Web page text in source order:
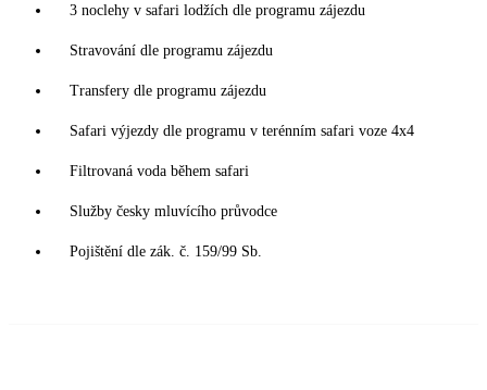
3 noclehy v safari lodžích dle programu zájezdu
Stravování dle programu zájezdu
Transfery dle programu zájezdu
Safari výjezdy dle programu v terénním safari voze 4x4
Filtrovaná voda během safari
Služby česky mluvícího průvodce
Pojištění dle zák. č. 159/99 Sb.